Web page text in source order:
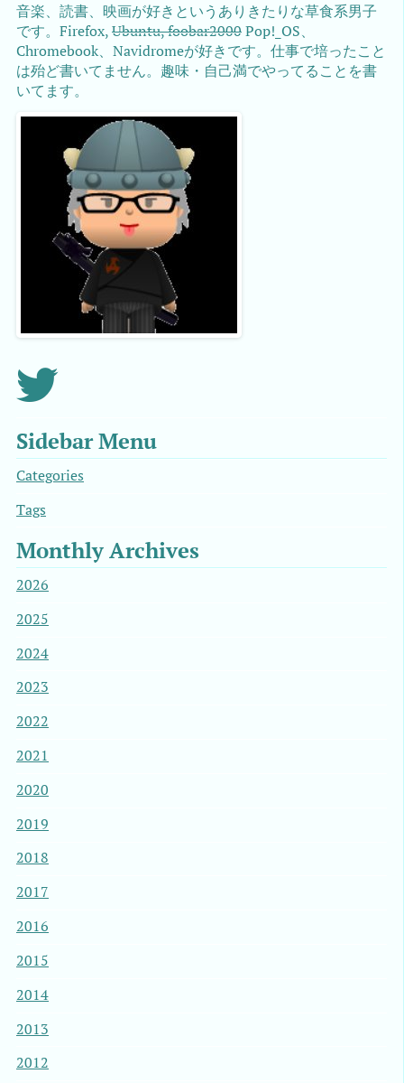
音楽、読書、映画が好きというありきたりな草食系男子
です。Firefox,Ubuntu, foobar2000Pop!_OS、
Chromebook、Navidromeが好きです。仕事で培ったこと
は殆ど書いてません。趣味・自己満でやってることを書
いてます。
Sidebar Menu
Categories
Tags
Monthly Archives
2026
2025
2024
2023
2022
2021
2020
2019
2018
2017
2016
2015
2014
2013
2012